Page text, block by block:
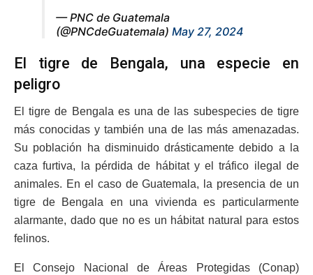
— PNC de Guatemala
(@PNCdeGuatemala) May 27, 2024
El tigre de Bengala, una especie en
peligro
El tigre de Bengala es una de las subespecies de tigre
más conocidas y también una de las más amenazadas.
Su población ha disminuido drásticamente debido a la
caza furtiva, la pérdida de hábitat y el tráfico ilegal de
animales. En el caso de Guatemala, la presencia de un
tigre de Bengala en una vivienda es particularmente
alarmante, dado que no es un hábitat natural para estos
felinos.
El Consejo Nacional de Áreas Protegidas (Conap)